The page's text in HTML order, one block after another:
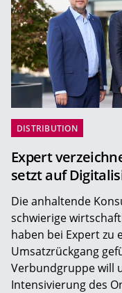
DISTRIBUTION
Expert
setzt auf
Die anhaltende
schwierige
haben bei Expert zu
Umsatzrückgang
Verbundgruppe will
Intensivierung des